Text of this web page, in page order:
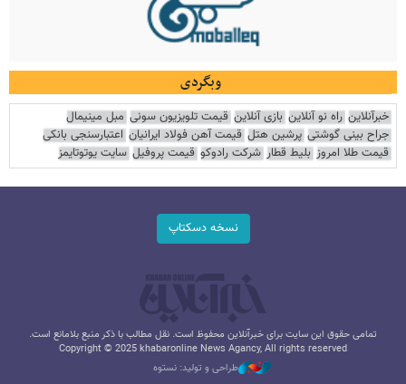
وبگردی
خبرآنلاین راه نو آنلاین بازی آنلاین قیمت تلویزیون سونی مبل مینیمال
جراح بینی گوشتی پرشین هتل قیمت آهن فولاد ایرانیان اعتبارسنجی بانکی
قیمت طلا امروز بلیط قطار شرکت رادوکو قیمت پروفیل سایت یوتوتایمز
نسخه دسکتاپ
تمامی حقوق این سایت برای خبرآنلاین محفوظ است. نقل مطالب با ذکر منبع بلامانع است.
Copyright © 2025 khabaronline News Agancy, All rights reserved
طراحی و تولید: نستوه